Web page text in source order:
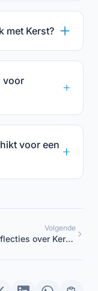
met Kerst?
voor
voor een
Volgende
over Kerst: